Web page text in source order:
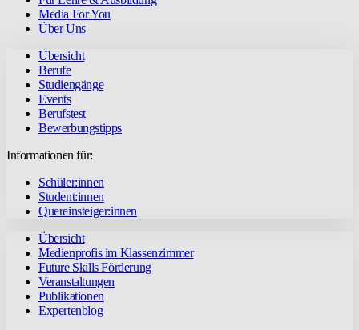
Media For You
Über Uns
Übersicht
Berufe
Studiengänge
Events
Berufstest
Bewerbungstipps
Informationen für:
Schüler:innen
Student:innen
Quereinsteiger:innen
Übersicht
Medienprofis im Klassenzimmer
Future Skills Förderung
Veranstaltungen
Publikationen
Expertenblog